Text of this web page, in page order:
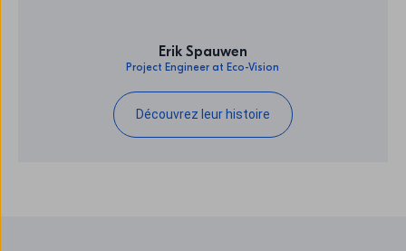
Erik Spauwen
Project Engineer at Eco-Vision
Découvrez leur histoire